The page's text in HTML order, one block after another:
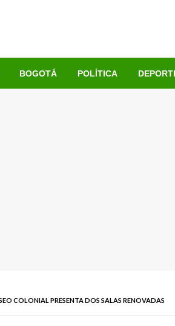
BOGOTÁ POLÍTICA
COLONIAL PRESENTA DOS SALAS RENOVADAS